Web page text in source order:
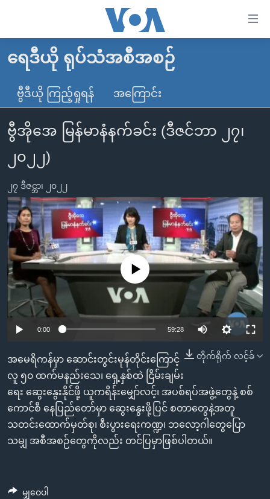
လွယ်ကူ
သည့်
Link
များ
ပင်မ
သို့
ကျော်
ကြည့်
ရန်
ပင်မ
အ
ညွန်း
စာမျက်နှာ
ကြည့်
ရန်
ရှာဖွေ
ရန်
နေရာ
သို့
မူလစာမျက်နှာ
မြန်မာ
ကမ္ဘာ့သတင်းများ
နိုင်ငံတကာ
အမေရိကန်
အစ္စရေး-ပါလက်စတိုင်း
ဗွီဒီယို
သတင်းလွတ်လပ်ခွင့်
ရပ်ဝန်းတခု လမ်းတခု အလွန်
အင်္ဂလိပ်စာလေ့လာမယ်
အမေရိကန်သုံးအီဒီယံ
မကြေးမုံရဲ့ အင်္ဂလိပ်စာ
ရုပ်ရှင်ထဲက အင်္ဂလိပ်စာ
သုတပဒေသာ အင်္ဂလိပ်စာ
အပတ်စဉ်ကဏ္ဍများ
ရေဒီယို
တီဗွီ
ရေဒီယိုနှင့်ရုပ်သံ အချက်အလက်များ
ရေဒီယို/တီဗွီအစီအစဉ်
Learning English
ဗွီအိုအေ လူမှုကွန်ယက်များ
ဘာသာစကားများ
ရေဒီယို ရုပ်သံအစီအစဉ်
ဗွီဒီယို ကြည့်ရှုရန် အကြောင်း
ဗွီအိုအေ မြန်မာနံနက်ခင်း (ဒီဇင်ဘာ ၂၇၊
၂၀၂၂)
၂၇ ဒီဇင္ဘာ၊ ၂၀၂၂
No media source currently available
0:00 59:28
တိုက်ရိုက် လင့်ခ်
အမေရိကန်မှာ ဆောင်းတွင်းမုန်တိုင်းကြောင့်
လူ ၅၀ ထက်မနည်းသေ၊ ရှေ့နှစ်ထဲ ငြိမ်းချမ်း
ရေး ဆွေးနွေးနိုင်ဖို့ ယူကရိန်းမျှော်လင့်၊ အပစ်ရပ်အဖွဲ့တွေနဲ့ စစ်
ကောင်စီ နေပြည်တော်မှာ ဆွေးနွေးဖို့ပြင် စတာတွေနဲ့အတူ
သတင်းထောက်မှတ်စု၊ စီးပွားရေးကဏ္ဍ၊ ဘလော့ဂါတွေပြော
သမျှ အစီအစဉ်တွေကိုလည်း တင်ပြမှာဖြစ်ပါတယ်။
မျှဝေပါ